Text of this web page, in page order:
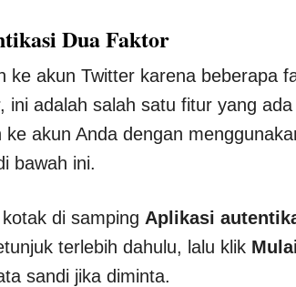
Dua Faktor
ke akun Twitter karena beberapa
ini adalah salah satu fitur yang
ke akun Anda dengan
bawah ini.
di samping Aplikasi
terlebih dahulu, lalu klik
sandi jika diminta.